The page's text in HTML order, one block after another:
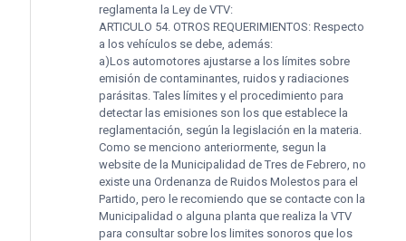
reglamenta la Ley de VTV:
ARTICULO 54. OTROS REQUERIMIENTOS: Respecto
a los vehículos se debe, además:
a)Los automotores ajustarse a los límites sobre
emisión de contaminantes, ruidos y radiaciones
parásitas. Tales límites y el procedimiento para
detectar las emisiones son los que establece la
reglamentación, según la legislación en la materia.
Como se menciono anteriormente, segun la
website de la Municipalidad de Tres de Febrero, no
existe una Ordenanza de Ruidos Molestos para el
Partido, pero le recomiendo que se contacte con la
Municipalidad o alguna planta que realiza la VTV
para consultar sobre los limites sonoros que los